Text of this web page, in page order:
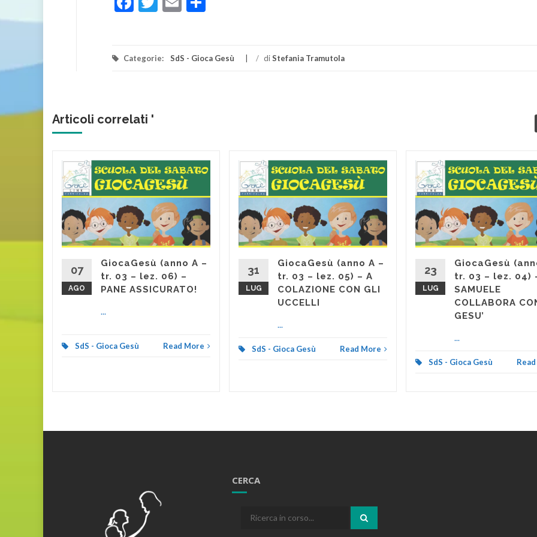
Categorie: SdS - Gioca Gesù / diStefania Tramutola
Articoli correlati '
07
AGO
GiocaGesù (anno A –
tr. 03 – lez. 06) –
PANE ASSICURATO!
...
SdS - Gioca Gesù Read More
31
LUG
GiocaGesù (anno A –
tr. 03 – lez. 05) – A
COLAZIONE CON GLI
UCCELLI
...
SdS - Gioca Gesù Read More
23
LUG
GiocaGesù
tr. 03 – lez. 04)
SAMUELE
COLLABORA
GESU’
...
SdS - Gioca Gesù
CERCA